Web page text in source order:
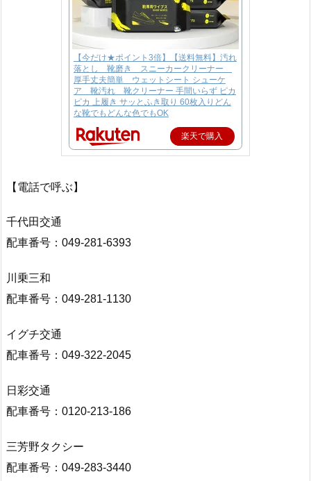
【今だけ★ポイント3倍】【送料無料】汚れ
落とし 靴磨き スニーカークリーナー
厚手丈夫簡単 ウェットシート シューケ
ア 靴汚れ 靴クリーナー 手間いらず ピカ
ピカ 上履き サッとふき取り 60枚入りどん
な靴でもどんな色でもOK
楽天で購入
【電話で呼ぶ】
千代田交通
配車番号：049-281-6393
川乗三和
配車番号：049-281-1130
イグチ交通
配車番号：049-322-2045
日彩交通
配車番号：0120-213-186
三芳野タクシー
配車番号：049-283-3440